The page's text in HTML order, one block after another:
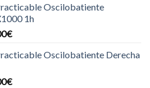
actual
es:
435.00€.
Oscilobatiente
1h
€El
actual
135.00€.
Oscilobatiente Derecha
€El